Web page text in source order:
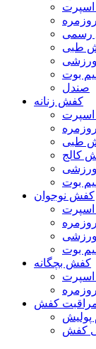
طبی
بوت
صندل
کفش زنانه
طبی
کالج
بوت
کفش نوجوان
بوت
کفش بچگانه
کفش
پولیش
کفش